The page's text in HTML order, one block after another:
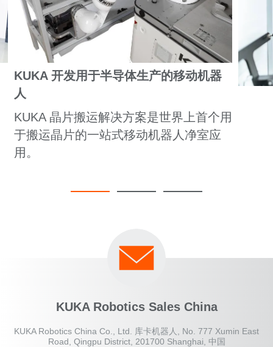
KUKA 开发用于半导体生产的移动机器
人
KUKA 晶片搬运解决方案是世界上首个用
于搬运晶片的一站式移动机器人净室应
用。
KUKA Robotics Sales China
KUKA Robotics China Co., Ltd. 库卡机器人, No. 777 Xumin East
Road, Qingpu District, 201700 Shanghai, 中国